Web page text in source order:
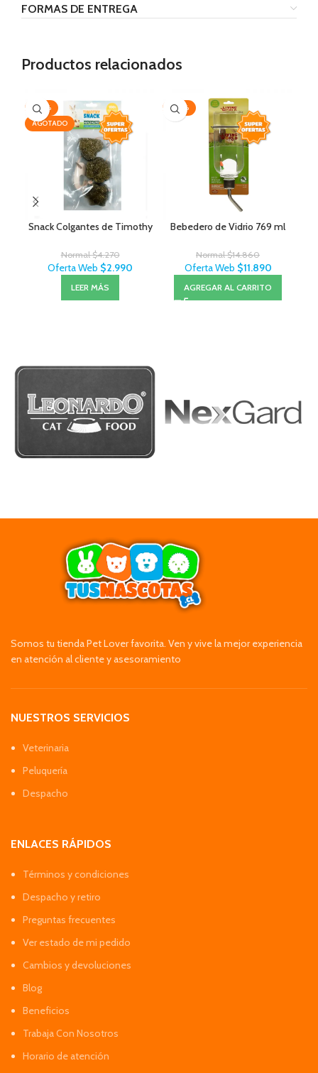
FORMAS DE ENTREGA
Productos relacionados
-30%
AGOTADO
Snack Colgantes de Timothy
Normal$4.270
Oferta Web $2.990
LEER MÁS
-20%
Bebedero de Vidrio 769 ml
Normal$14.860
Oferta Web $11.890
AGREGAR AL CARRITO
Somos tu tienda Pet Lover favorita. Ven y vive la mejor experiencia
en atención al cliente y asesoramiento
NUESTROS SERVICIOS
Veterinaria
Peluquería
Despacho
ENLACES RÁPIDOS
Términos y condiciones
Despacho y retiro
Preguntas frecuentes
Ver estado de mi pedido
Cambios y devoluciones
Blog
Beneficios
Trabaja Con Nosotros
Horario de atención